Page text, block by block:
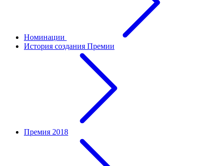
Номинации
История создания Премии
Премия 2018